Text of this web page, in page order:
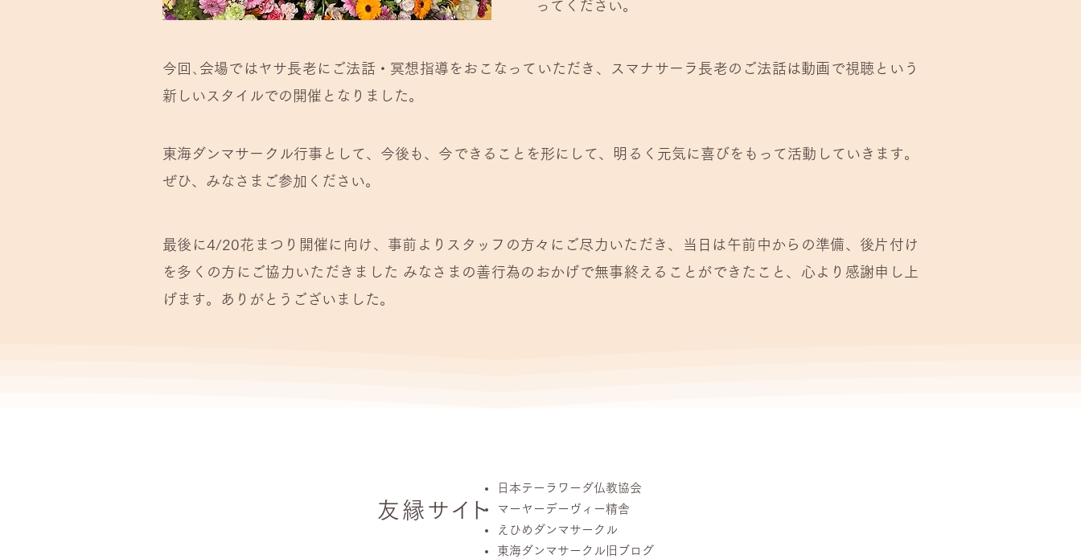
ってください。
今回､会場ではヤサ長老にご法話・冥想指導をおこなっていただき、スマナサーラ長老のご法話は動画で視聴という
新しいスタイルでの開催となりました。
東海ダンマサークル行事として、今後も、今できることを形にして、明るく元気に喜びをもって活動していきます。
ぜひ、みなさまご参加ください。
最後に4/20花まつり開催に向け、事前よりスタッフの方々にご尽力いただき、当日は午前中からの準備、後片付け
を多くの方にご協力いただきました みなさまの善行為のおかげで無事終えることができたこと、心より感謝申し上
げます。ありがとうございました。
友縁 サ イト
日本テーラワーダ仏教協会
マーヤーデーヴィー精舎
えひめダンマサークル
東海ダンマサークル旧ブログ